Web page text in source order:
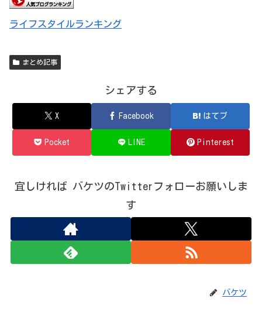
ライフスタイルランキング
まとめ記事
シェアする
X Facebook はてブ
Pocket LINE Pinterest
宜しければ バケツのTwitterフォローお願いしま
す
バケツ